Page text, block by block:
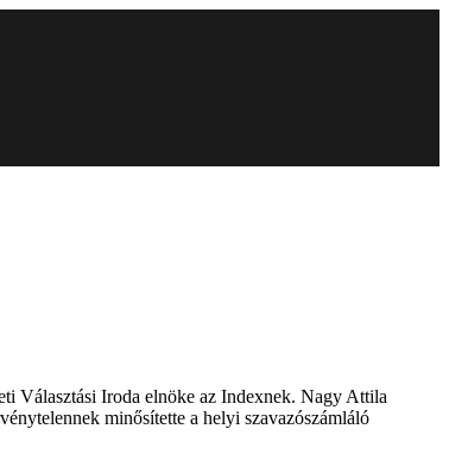
Választási Iroda elnöke az Indexnek. Nagy Attila
minősítette a helyi szavazószámláló